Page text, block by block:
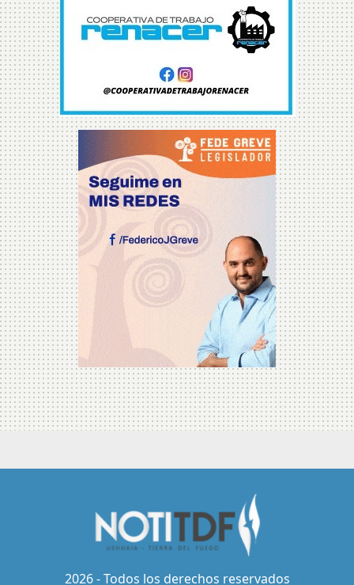
2026 - Todos los derechos reservados